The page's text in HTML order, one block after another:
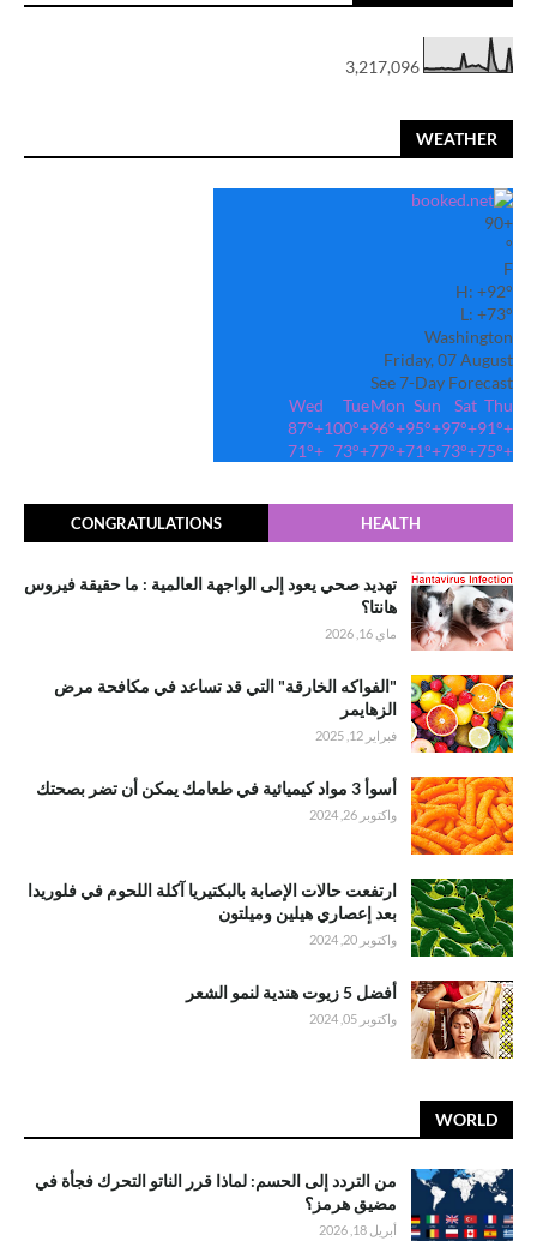
3,217,096
WEATHER
+
90
°
F
H: +92°
L: +73°
Washington
Friday, 07 August
See 7-Day Forecast
Thu
Sat
Sun
Mon
Tue
Wed
+
91°
+
97°
+
95°
+
96°
+
100°
+
87°
+
75°
+
73°
+
71°
+
77°
+
73°
+
71°
HEALTH
CONGRATULATIONS
تهديد صحي يعود إلى الواجهة العالمية : ما حقيقة فيروس
هانتا؟
ماي 16, 2026
"الفواكه الخارقة" التي قد تساعد في مكافحة مرض
الزهايمر
فبراير 12, 2025
أسوأ 3 مواد كيميائية في طعامك يمكن أن تضر بصحتك
واكتوبر 26, 2024
ارتفعت حالات الإصابة بالبكتيريا آكلة اللحوم في فلوريدا
بعد إعصاري هيلين وميلتون
واكتوبر 20, 2024
أفضل 5 زيوت هندية لنمو الشعر
واكتوبر 05, 2024
WORLD
من التردد إلى الحسم: لماذا قرر الناتو التحرك فجأة في
مضيق هرمز؟
أبريل 18, 2026